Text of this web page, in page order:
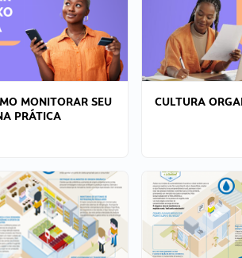
MONITORAR SEU
PRÁTICA
CULTURA